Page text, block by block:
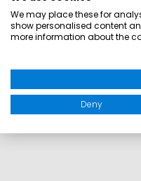
We may place these for
show personalised content
more information about the
Deny